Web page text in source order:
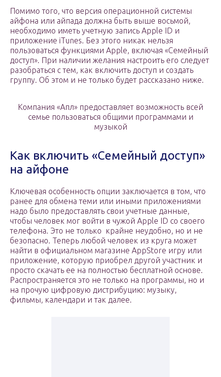
Помимо того, что версия операционной системы
айфона или айпада должна быть выше восьмой,
необходимо иметь учетную запись Apple ID и
приложение iTunes. Без этого никак нельзя
пользоваться функциями Apple, включая «Семейный
доступ». При наличии желания настроить его следует
разобраться с тем, как включить доступ и создать
группу. Об этом и не только будет рассказано ниже.
Компания «Апл» предоставляет возможность всей
семье пользоваться общими программами и
музыкой
Как включить «Семейный доступ»
на айфоне
Ключевая особенность опции заключается в том, что
ранее для обмена теми или иными приложениями
надо было предоставлять свои учетные данные,
чтобы человек мог войти в чужой Apple ID со своего
телефона. Это не только крайне неудобно, но и не
безопасно. Теперь любой человек из круга может
найти в официальном магазине AppStore игру или
приложение, которую приобрел другой участник и
просто скачать ее на полностью бесплатной основе.
Распространяется это не только на программы, но и
на прочую цифровую дистрибуцию: музыку,
фильмы, календари и так далее.